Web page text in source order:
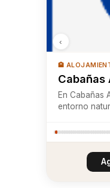
🏨
Cabañas
En Cabañas
entorno
Volcán
Trancura. A
Pucón,
‹